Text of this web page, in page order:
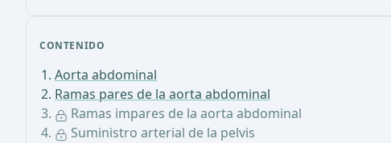
CONTENIDO
Aorta abdominal
Ramas pares de la aorta abdominal
Ramas impares de la aorta abdominal
Suministro arterial de la pelvis